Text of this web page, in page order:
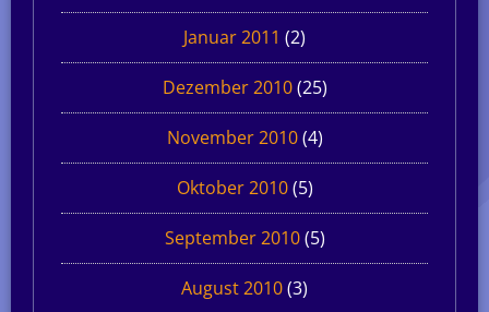
Januar 2011 (2)
Dezember 2010(25)
November 2010(4)
Oktober 2010(5)
September 2010(5)
August 2010(3)